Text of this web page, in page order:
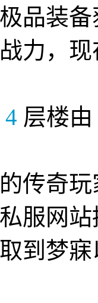
品装
力，
4 层楼由
传奇
服网
到梦